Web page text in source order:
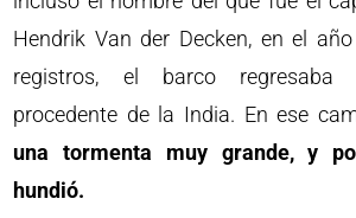
Hendrik Van der Decken, en el
registros, el barco regresaba
procedente de la India. En ese
una tormenta muy grande, y
hundió.